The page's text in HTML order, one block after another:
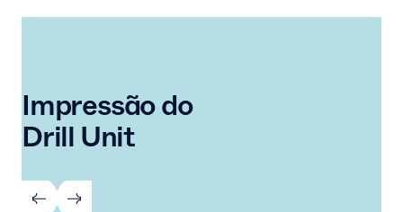
Impressão do
Drill Unit